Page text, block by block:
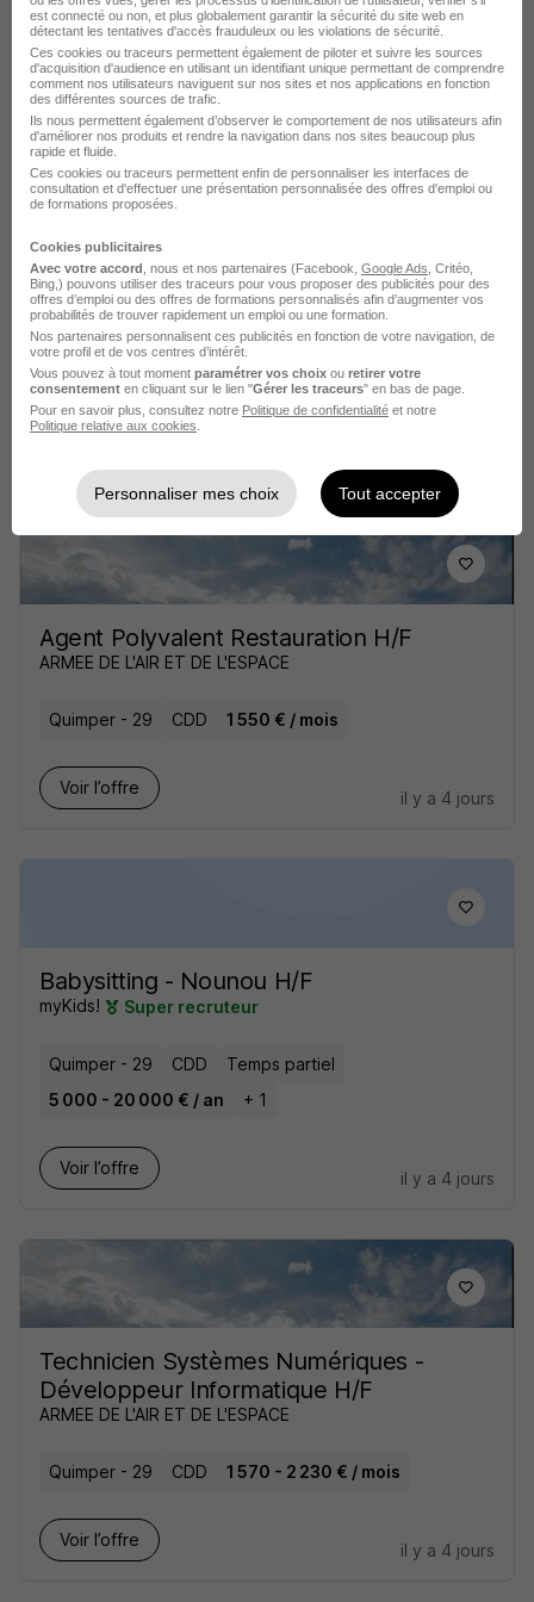
Quimper - 29 CDD
Voir l’offre
il y a 2 jours
Contrôleur Aérien H/F
ARMEE DE L'AIR ET DE L'ESPACE
Quimper - 29 CDD 1 570 - 2 230 € / mois
Agent Polyvalent Restauration H/F
ARMEE DE L'AIR ET DE L'ESPACE
Quimper - 29 CDD 1 550 € / mois
Voir l’offre
il y a 4 jours
Babysitting - Nounou H/F
myKids! Super recruteur
Quimper - 29 CDD
Temps partiel
5 000 - 20 000 € / an
+ 1
Voir l’offre
il y a 4 jours
Technicien Systèmes Numériques -
Développeur Informatique H/F
ARMEE DE L'AIR ET DE L'ESPACE
Quimper - 29 CDD 1 570 - 2 230 € / mois
Voir l’offre
il y a 4 jours
est connecté ou non, et plus globalement garantir la sécurité du site web en
détectant les tentatives d'accès frauduleux ou les violations de sécurité.
Ces cookies ou traceurs permettent également de piloter et suivre les sources
d'acquisition d'audience en utilisant un identifiant unique permettant de comprendre
comment nos utilisateurs naviguent sur nos sites et nos applications en fonction
des différentes sources de trafic.
Ils nous permettent également d’observer le comportement de nos utilisateurs afin
d'améliorer nos produits et rendre la navigation dans nos sites beaucoup plus
rapide et fluide.
Ces cookies ou traceurs permettent enfin de personnaliser les interfaces de
consultation et d'effectuer une présentation personnalisée des offres d'emploi ou
de formations proposées.
Cookies publicitaires
Avec votre accord , nous et nos partenaires (Facebook, Google Ads , Critéo,
Bing,) pouvons utiliser des traceurs pour vous proposer des publicités pour des
offres d’emploi ou des offres de formations personnalisés afin d’augmenter vos
probabilités de trouver rapidement un emploi ou une formation.
Nos partenaires personnalisent ces publicités en fonction de votre navigation, de
votre profil et de vos centres d’intérêt.
Vous pouvez à tout moment paramétrer vos choix ou retirer votre
consentement en cliquant sur le lien "Gérer les traceurs" en bas de page.
Pour en savoir plus, consultez notre Politique de confidentialité et notre
Politique relative aux cookies
Personnaliser mes choix Tout accepter